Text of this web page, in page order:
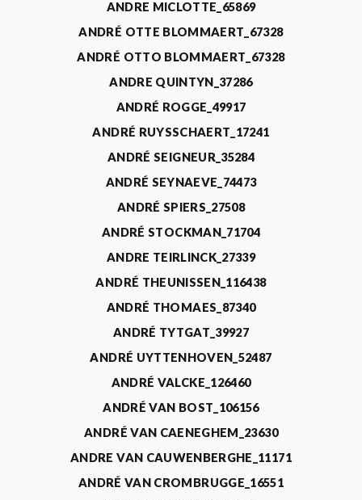
ANDRE MICLOTTE_65869
ANDRÉ OTTE BLOMMAERT_67328
ANDRÉ OTTO BLOMMAERT_67328
ANDRE QUINTYN_37286
ANDRÉ ROGGE_49917
ANDRÉ RUYSSCHAERT_17241
ANDRÉ SEIGNEUR_35284
ANDRÉ SEYNAEVE_74473
ANDRÉ SPIERS_27508
ANDRÉ STOCKMAN_71704
ANDRE TEIRLINCK_27339
ANDRÉ THEUNISSEN_116438
ANDRÉ THOMAES_87340
ANDRÉ TYTGAT_39927
ANDRÉ UYTTENHOVEN_52487
ANDRÉ VALCKE_126460
ANDRÉ VAN BOST_106156
ANDRÉ VAN CAENEGHEM_23630
ANDRE VAN CAUWENBERGHE_11171
ANDRÉ VAN CROMBRUGGE_16551